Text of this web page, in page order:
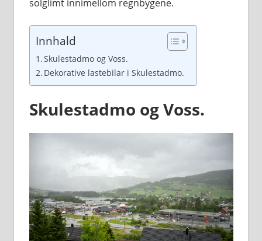
solglimt innimellom regnbygene.
Innhald
Skulestadmo og Voss.
Dekorative lastebilar i Skulestadmo.
Skulestadmo og Voss.